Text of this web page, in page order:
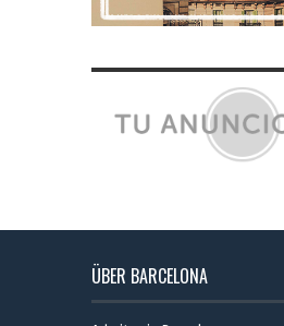
ÜBER BARCELONA